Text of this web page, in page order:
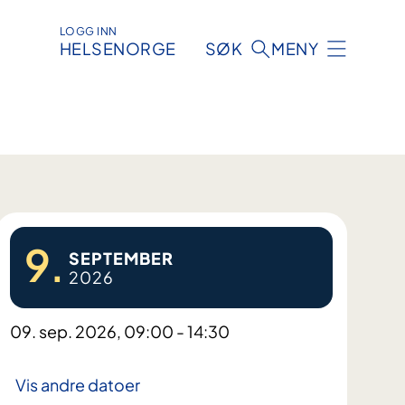
LOGG INN
HELSENORGE SØK MENY
9. SEPTEMBER
2026
09. sep. 2026, 09:00 - 14:30
Vis andre datoer